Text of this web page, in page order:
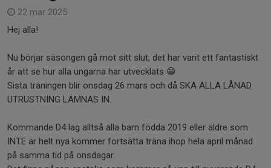
22 mar 2025
Hej alla!
Nu börjar säsongen gå mot sitt slut, det har varit ett fantastiskt
år att se hur alla ungarna har utvecklats 😁
Sista träningen blir onsdag 26 mars och då SKA ALLA LÅNAD
UTRUSTNING LÄMNAS IN.
Kommande D4 lag alltså alla barn födda 2019 eller äldre som
INTE är helt nya kommer fortsätta träna ihop hela april månad
på samma tid på onsdagar.